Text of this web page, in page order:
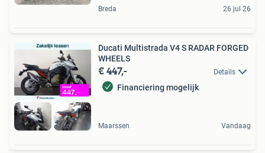
Breda 26 jul 26
Ducati Multistrada V4 S RADAR FORGED
WHEELS
€ 447,- Details
Financiering mogelijk
Maarssen Vandaag